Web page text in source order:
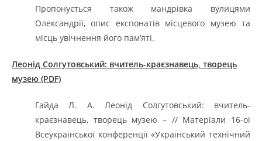
Пропонується також мандрівка вулицями
Олександрії, опис експонатів місцевого музею та
місць увічнення його пам’яті.
Леонід Солгутовський: вчитель-краєзнавець, творець
музею (PDF)
Гайда Л. А. Леонід Солгутовський: вчитель-
краєзнавець, творець музею – // Матеріали 16-ої
Всеукраїнської конференції «Український технічний